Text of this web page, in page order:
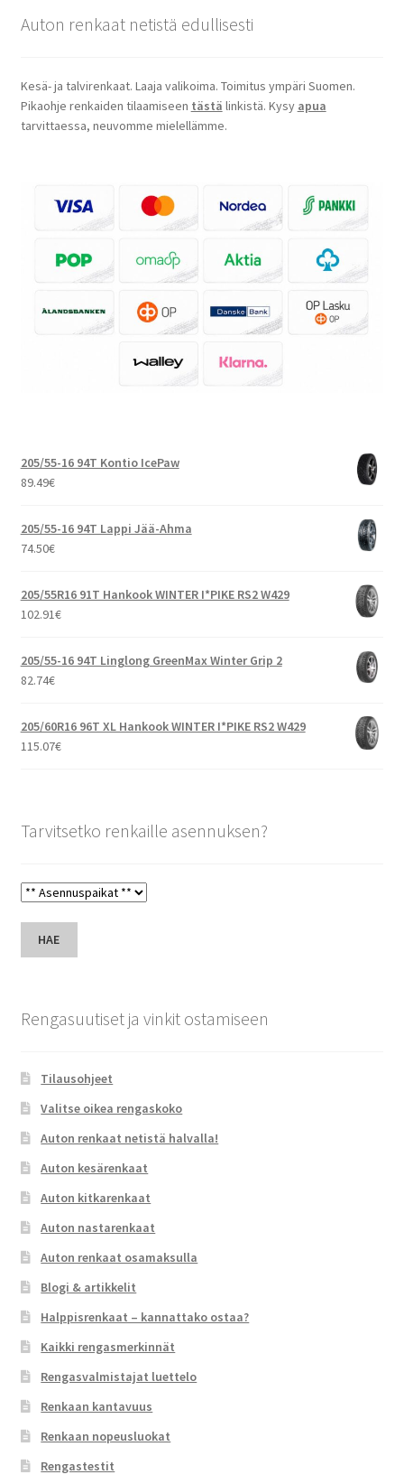
Auton renkaat netistä edullisesti
Kesä- ja talvirenkaat. Laaja valikoima. Toimitus ympäri Suomen.
Pikaohje renkaiden tilaamiseen tästä linkistä. Kysy apua
tarvittaessa, neuvomme mielellämme.
205/55-16 94T Kontio IcePaw
89.49€
205/55-16 94T Lappi Jää-Ahma
74.50€
205/55R16 91T Hankook WINTER I*PIKE RS2 W429
102.91€
205/55-16 94T Linglong GreenMax Winter Grip 2
82.74€
205/60R16 96T XL Hankook WINTER I*PIKE RS2 W429
115.07€
Tarvitsetko renkaille asennuksen?
HAE
Rengasuutiset ja vinkit ostamiseen
Tilausohjeet
Valitse oikea rengaskoko
Auton renkaat netistä halvalla!
Auton kesärenkaat
Auton kitkarenkaat
Auton nastarenkaat
Auton renkaat osamaksulla
Blogi & artikkelit
Halppisrenkaat – kannattako ostaa?
Kaikki rengasmerkinnät
Rengasvalmistajat luettelo
Renkaan kantavuus
Renkaan nopeusluokat
Rengastestit